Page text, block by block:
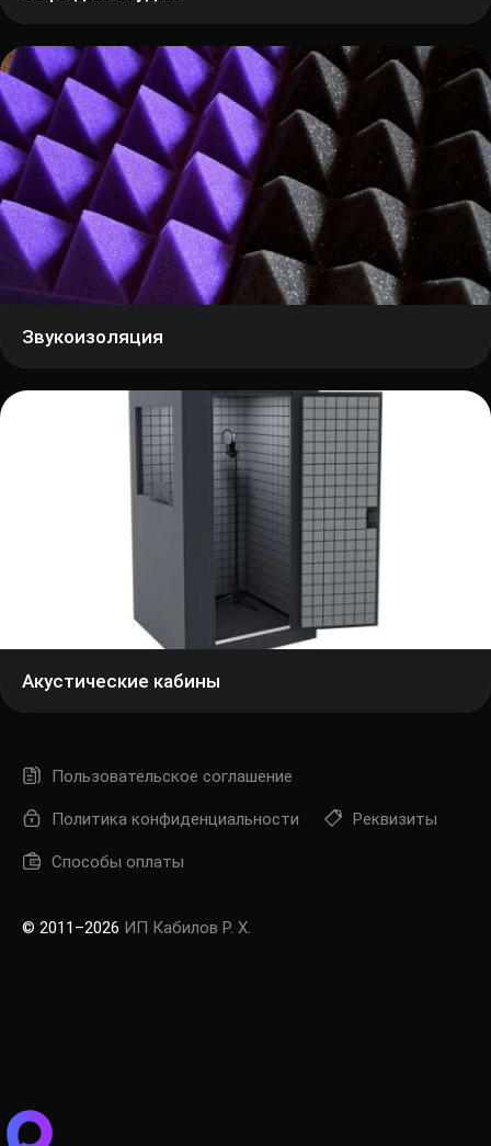
Звукоизоляция
Акустические кабины
Пользовательское соглашение
Политика конфиденциальности Реквизиты
Способы оплаты
© 2011–2026 ИП Кабилов Р. Х.